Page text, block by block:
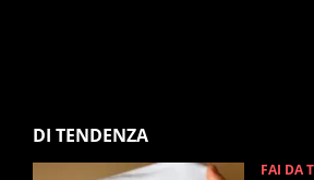
DI TENDENZA
FAI DA